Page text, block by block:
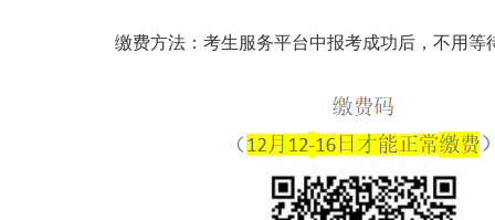
缴费方法：考生服务平台中报考成功后，不用